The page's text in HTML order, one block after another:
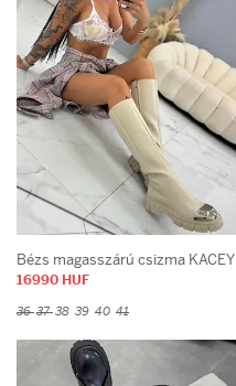
Bézs magasszárú csizma KACEY
16990 HUF
363738 39 40 41